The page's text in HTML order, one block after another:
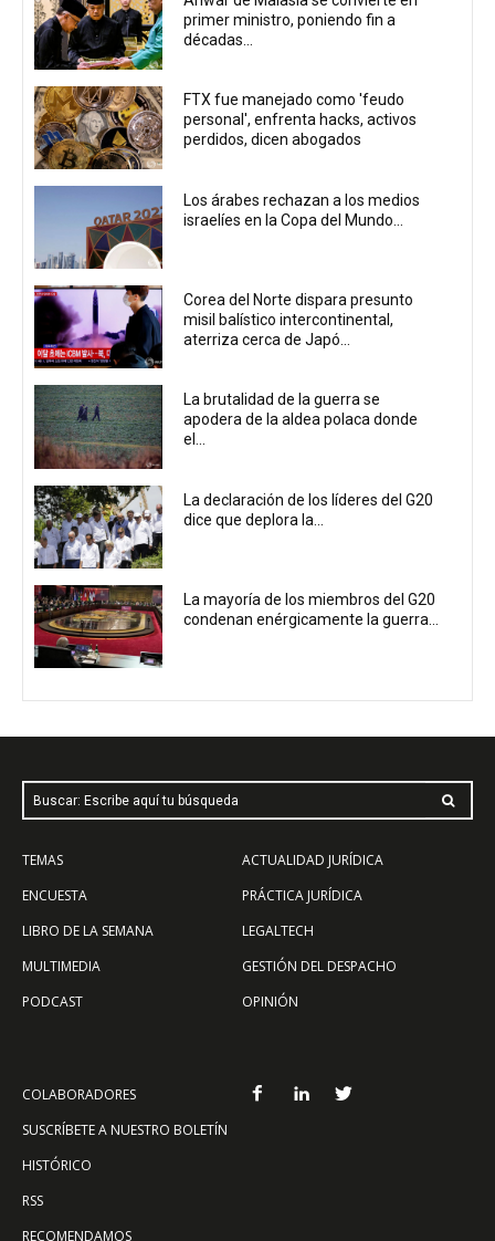
primer ministro, poniendo fin a
décadas...
FTX fue manejado como 'feudo
personal', enfrenta hacks, activos
perdidos, dicen abogados
Los árabes rechazan a los medios
israelíes en la Copa del Mundo...
Corea del Norte dispara presunto
misil balístico intercontinental,
aterriza cerca de Japó...
La brutalidad de la guerra se
apodera de la aldea polaca donde
el...
La declaración de los líderes del G20
dice que deplora la...
La mayoría de los miembros del G20
condenan enérgicamente la guerra...
Buscar: Escribe aquí tu búsqueda
TEMAS
ENCUESTA
LIBRO DE LA SEMANA
MULTIMEDIA
PODCAST
ACTUALIDAD JURÍDICA
PRÁCTICA JURÍDICA
LEGALTECH
GESTIÓN DEL DESPACHO
OPINIÓN
COLABORADORES
SUSCRÍBETE A NUESTRO BOLETÍN
HISTÓRICO
RSS
RECOMENDAMOS